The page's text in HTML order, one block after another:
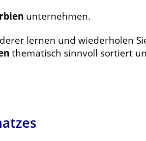
unternehmen.
lernen und wiederholen
thematisch sinnvoll sortiert